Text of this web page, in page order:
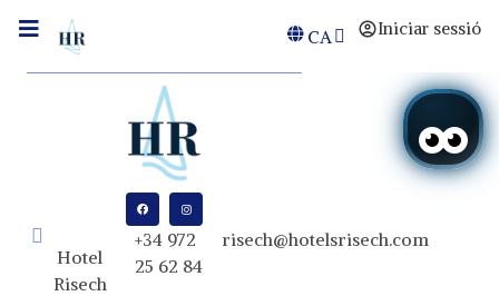
Iniciar sessió
CA
Hotel
Risech
+34 972
25 62 84
risech@hotelsrisech.com